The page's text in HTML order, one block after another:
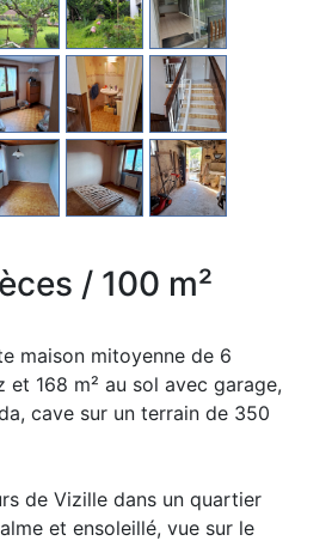
/ 100 m²
maison mitoyenne de 6
et 168 m² au sol avec garage,
cave sur un terrain de 350
de Vizille dans un quartier
et ensoleillé, vue sur le